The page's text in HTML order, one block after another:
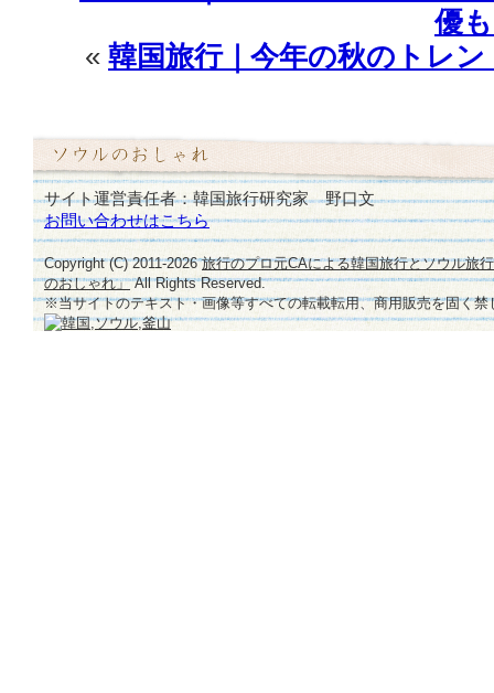
優
« 韓国旅行｜今年の秋のトレ
サイト運営責任者：韓国旅行研究家 野口文
お問い合わせはこちら
Copyright (C) 2011-2026旅行のプロ元CAによる韓国旅行とソウル旅
のおしゃれ」All Rights Reserved.
※当サイトのテキスト・画像等すべての転載転用、商用販売を固く禁